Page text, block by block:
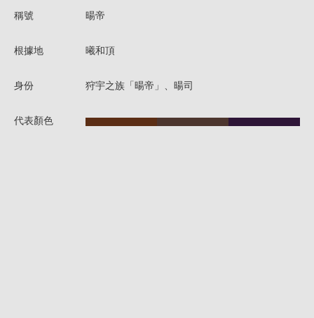
稱號 暘帝
根據地 曦和頂
身份 狩宇之族「暘帝」、暘司
代表顏色